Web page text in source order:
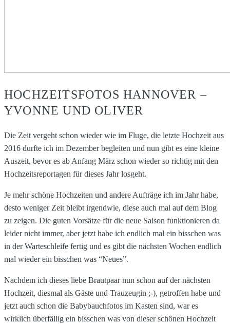
HOCHZEITSFOTOS HANNOVER –
YVONNE UND OLIVER
Die Zeit vergeht schon wieder wie im Fluge, die letzte Hochzeit aus
2016 durfte ich im Dezember begleiten und nun gibt es eine kleine
Auszeit, bevor es ab Anfang März schon wieder so richtig mit den
Hochzeitsreportagen für dieses Jahr losgeht.
Je mehr schöne Hochzeiten und andere Aufträge ich im Jahr habe,
desto weniger Zeit bleibt irgendwie, diese auch mal auf dem Blog
zu zeigen. Die guten Vorsätze für die neue Saison funktionieren da
leider nicht immer, aber jetzt habe ich endlich mal ein bisschen was
in der Warteschleife fertig und es gibt die nächsten Wochen endlich
mal wieder ein bisschen was “Neues”.
Nachdem ich dieses liebe Brautpaar nun schon auf der nächsten
Hochzeit, diesmal als Gäste und Trauzeugin ;-), getroffen habe und
jetzt auch schon die Babybauchfotos im Kasten sind, war es
wirklich überfällig ein bisschen was von dieser schönen Hochzeit